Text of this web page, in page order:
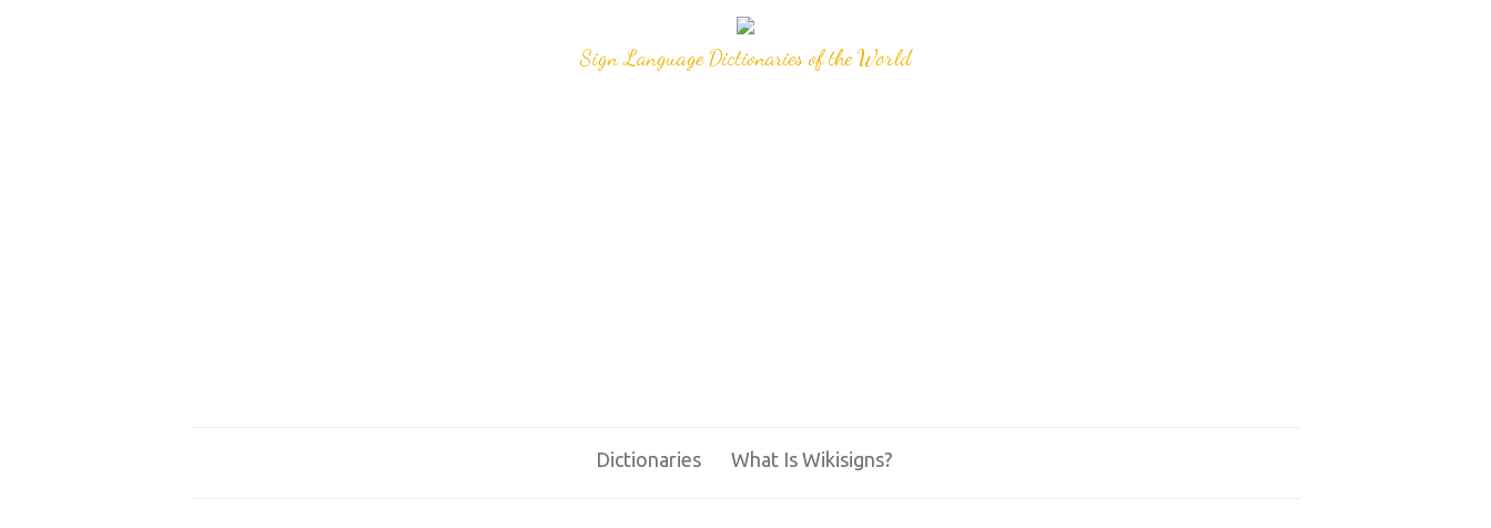
Sign Language Dictionaries of the World
Dictionaries What Is Wikisigns?